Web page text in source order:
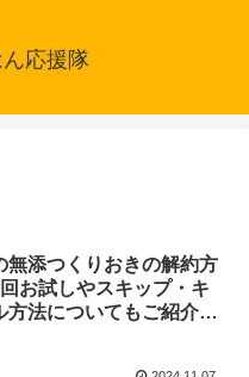
応援隊
無添つくりおきの解約方
お試しやスキップ・キ
方法についてもご紹介し